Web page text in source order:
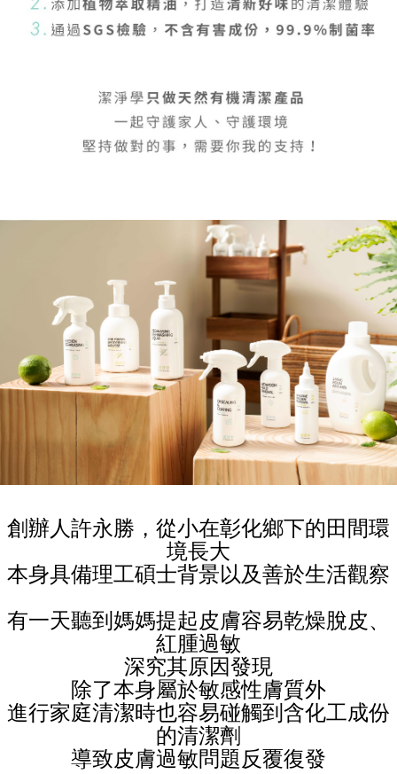
創辦人許永勝，從小在彰化鄉下的田間環
境長大
本身具備理工碩士背景以及善於生活觀察
有一天聽到媽媽提起皮膚容易乾燥脫皮、
紅腫過敏
深究其原因發現
除了本身屬於敏感性膚質外
進行家庭清潔時也容易碰觸到含化工成份
的清潔劑
導致皮膚過敏問題反覆復發